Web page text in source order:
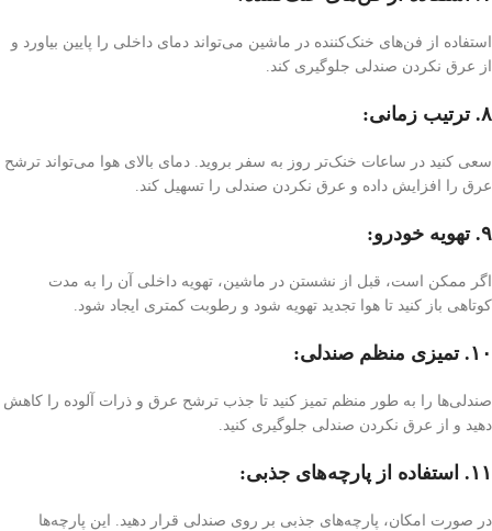
استفاده از فن‌های خنک‌کننده در ماشین می‌تواند دمای داخلی را پایین بیاورد و
از عرق نکردن صندلی جلوگیری کند.
۸. ترتیب زمانی:
سعی کنید در ساعات خنک‌تر روز به سفر بروید. دمای بالای هوا می‌تواند ترشح
عرق را افزایش داده و عرق نکردن صندلی را تسهیل کند.
۹. تهویه خودرو:
اگر ممکن است، قبل از نشستن در ماشین، تهویه داخلی آن را به مدت
کوتاهی باز کنید تا هوا تجدید تهویه شود و رطوبت کمتری ایجاد شود.
۱۰. تمیزی منظم صندلی:
صندلی‌ها را به طور منظم تمیز کنید تا جذب ترشح عرق و ذرات آلوده را کاهش
دهید و از عرق نکردن صندلی جلوگیری کنید.
۱۱. استفاده از پارچه‌های جذبی:
در صورت امکان، پارچه‌های جذبی بر روی صندلی قرار دهید. این پارچه‌ها